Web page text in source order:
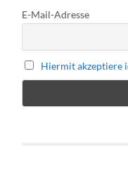
E-Mail-Adresse
Hiermit akzeptiere